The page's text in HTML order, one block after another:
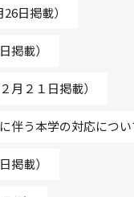
日掲載）
掲載）
月２１日掲載）
伴う本学の対応につい
掲載）